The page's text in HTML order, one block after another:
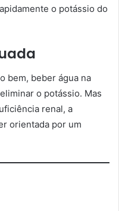
o potássio do
bem, beber água na
o potássio. Mas
renal, a
orientada por um